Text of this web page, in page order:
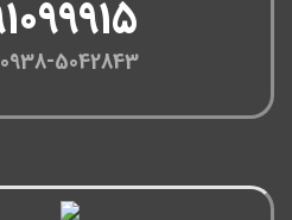
0938-5042843 واتساپ